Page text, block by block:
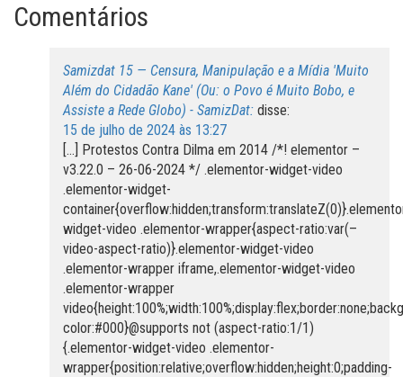
Comentários
Samizdat 15 — Censura, Manipulação e a Mídia 'Muito
Além do Cidadão Kane' (Ou: o Povo é Muito Bobo, e
Assiste a Rede Globo) - SamizDat: disse:
15 de julho de 2024 às 13:27
[…] Protestos Contra Dilma em 2014 /*! elementor –
v3.22.0 – 26-06-2024 */ .elementor-widget-video
.elementor-widget-
widget-video .elementor-wrapper{aspect-ratio:var(–
video-aspect-ratio)}.elementor-widget-video
.elementor-wrapper iframe,.elementor-widget-video
.elementor-wrapper
color:#000}@supports not (aspect-ratio:1/1)
{.elementor-widget-video .elementor-
wrapper{position:relative;overflow:hidden;height:0;padding-